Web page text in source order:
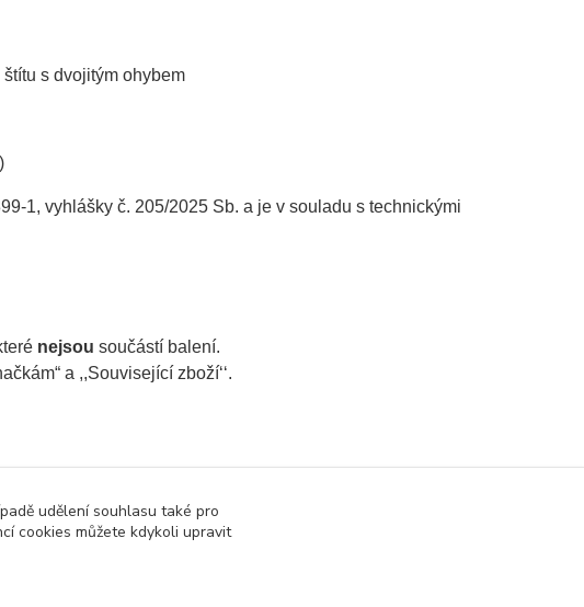
s dvojitým ohybem
1, vyhlášky č. 205/2025 Sb. a je v souladu s technickými
nejsou součástí balení.
a ,,Související zboží‘‘.
udělení souhlasu také pro
cookies můžete kdykoli upravit